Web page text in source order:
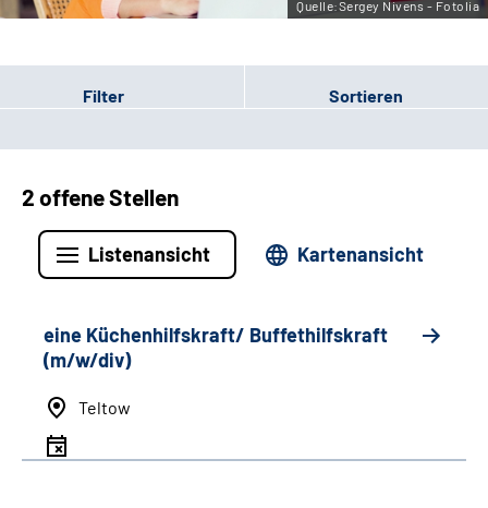
Quelle:Sergey Nivens - Fotolia
Filter Sortieren
2 offene Stellen
Listenansicht Kartenansicht
eine Küchenhilfskraft/ Buffethilfskraft
(m/w/div)
Teltow